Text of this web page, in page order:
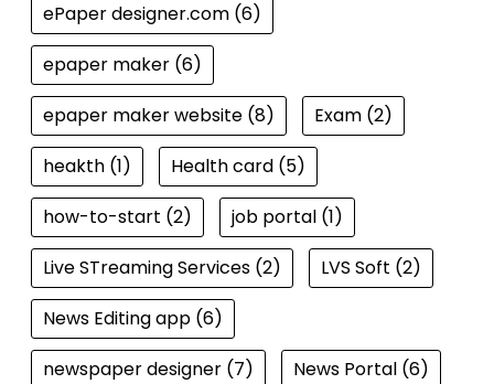
ePaper designer.com(6)
epaper maker(6)
epaper maker website(8) Exam(2)
heakth(1) Health card(5)
how-to-start (2) job portal(1)
Live STreaming Services(2) LVS Soft (2)
News Editing app(6)
newspaper designer(7) News Portal(6)